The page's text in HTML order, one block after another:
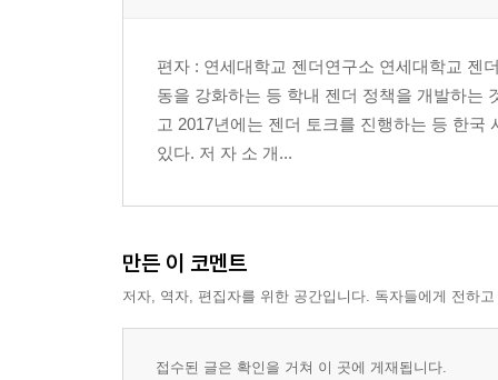
편자 : 연세대학교 젠더연구소 연세대학교 젠
동을 강화하는 등 학내 젠더 정책을 개발하는
고 2017년에는 젠더 토크를 진행하는 등 한
있다. 저 자 소 개...
만든 이 코멘트
저자, 역자, 편집자를 위한 공간입니다. 독자들에게 전하
접수된 글은 확인을 거쳐 이 곳에 게재됩니다.